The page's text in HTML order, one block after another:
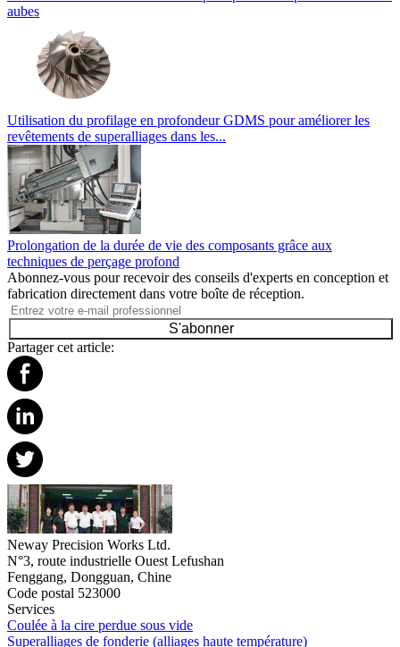
aubes
Utilisation du profilage en profondeur GDMS pour améliorer les
revêtements de superalliages dans les...
Prolongation de la durée de vie des composants grâce aux
techniques de perçage profond
Abonnez-vous pour recevoir des conseils d'experts en conception et
fabrication directement dans votre boîte de réception.
S'abonner
Partager cet article:
Neway Precision Works Ltd.
N°3, route industrielle Ouest Lefushan
Fenggang, Dongguan, Chine
Code postal 523000
Services
Coulée à la cire perdue sous vide
Superalliages de fonderie (alliages haute température)